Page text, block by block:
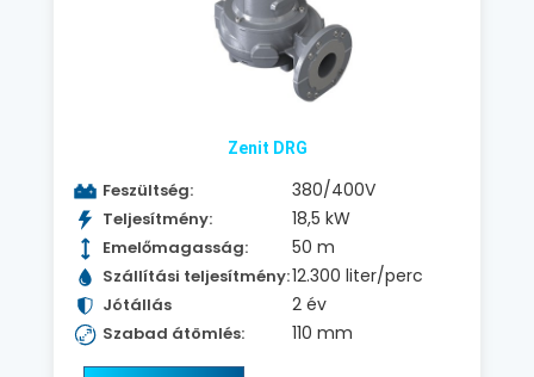
Zenit DRG
Feszültség: 380/400V
Teljesítmény: 18,5 kW
Emelőmagasság: 50 m
Szállítási teljesítmény:12.300 liter/perc
Jótállás 2 év
Szabad átömlés: 110 mm